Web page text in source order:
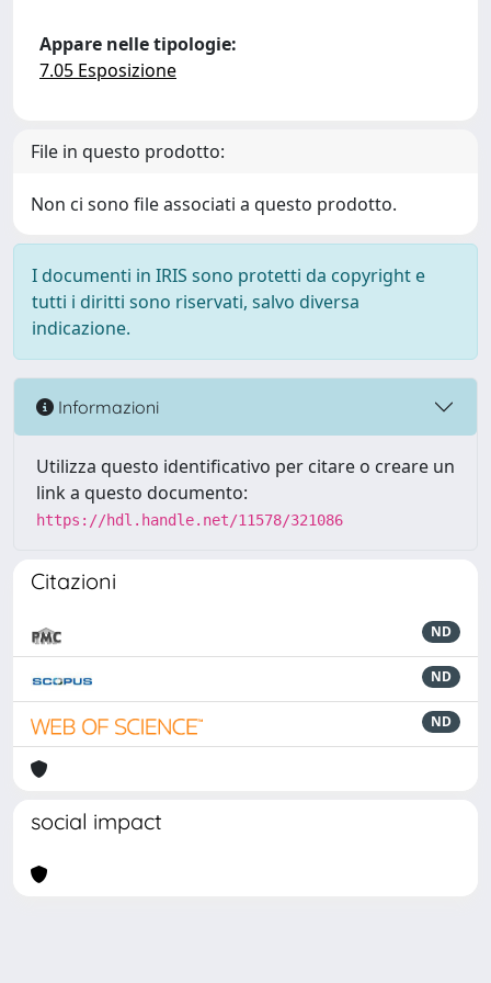
Appare nelle tipologie:
7.05 Esposizione
File in questo prodotto:
Non ci sono file associati a questo prodotto.
I documenti in IRIS sono protetti da copyright e
tutti i diritti sono riservati, salvo diversa
indicazione.
Informazioni
Utilizza questo identificativo per citare o creare un
link a questo documento:
https://hdl.handle.net/11578/321086
Citazioni
ND
ND
ND
social impact